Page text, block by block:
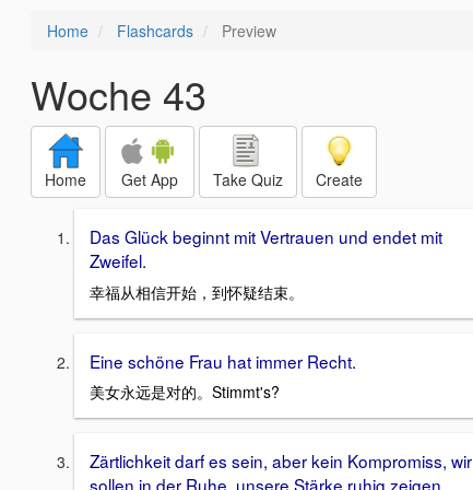
Home Flashcards Preview
Woche 43
Home Get App Take Quiz Create
Das Glück beginnt mit Vertrauen und endet mit
Zweifel.
幸福从相信开始，到怀疑结束。
Eine schöne Frau hat immer Recht.
美女永远是对的。Stimmt's?
Zärtlichkeit darf es sein, aber kein Kompromiss, wir
sollen in der Ruhe, unsere Stärke ruhig zeigen.